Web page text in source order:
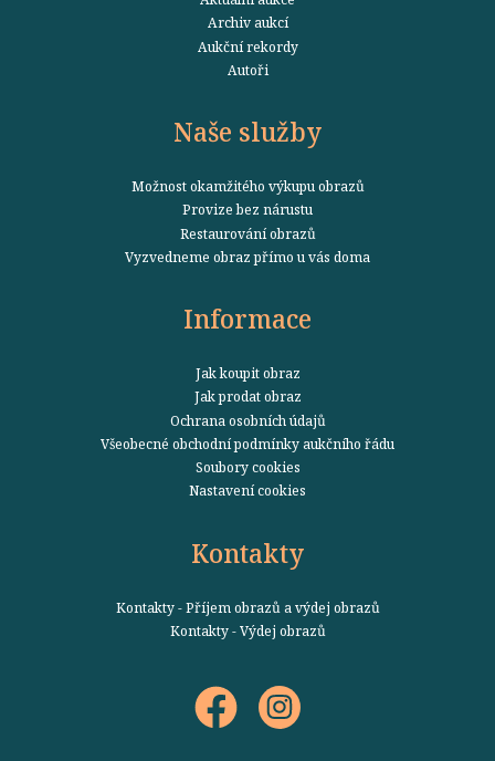
Archiv aukcí
Aukční rekordy
Autoři
Naše služby
Možnost okamžitého výkupu obrazů
Provize bez nárustu
Restaurování obrazů
Vyzvedneme obraz přímo u vás doma
Informace
Jak koupit obraz
Jak prodat obraz
Ochrana osobních údajů
Všeobecné obchodní podmínky aukčního řádu
Soubory cookies
Nastavení cookies
Kontakty
Kontakty - Příjem obrazů a výdej obrazů
Kontakty - Výdej obrazů